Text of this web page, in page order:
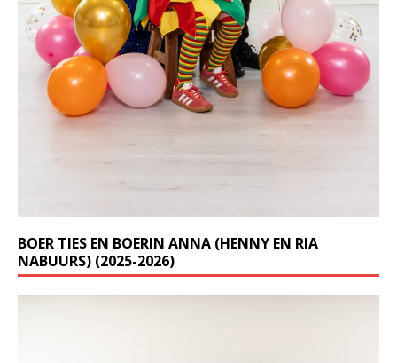
BOER TIES EN BOERIN ANNA (HENNY EN RIA
NABUURS) (2025-2026)